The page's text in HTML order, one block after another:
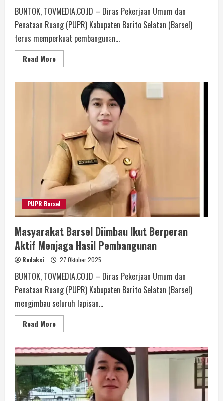
BUNTOK, TOVMEDIA.CO.ID – Dinas Pekerjaan Umum dan
Penataan Ruang (PUPR) Kabupaten Barito Selatan (Barsel)
terus memperkuat pembangunan...
Read More
PUPR Barsel
Masyarakat Barsel Diimbau Ikut Berperan
Aktif Menjaga Hasil Pembangunan
Redaksi 27 Oktober 2025
BUNTOK, TOVMEDIA.CO.ID – Dinas Pekerjaan Umum dan
Penataan Ruang (PUPR) Kabupaten Barito Selatan (Barsel)
mengimbau seluruh lapisan...
Read More